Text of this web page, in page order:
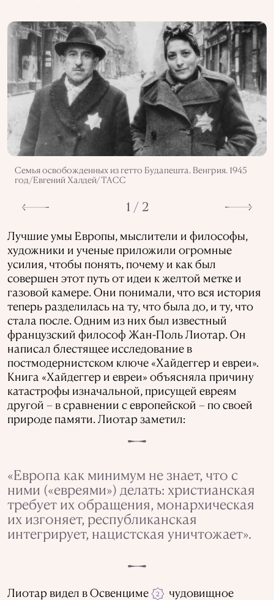
Семья освобожденных из гетто Будапешта. Венгрия. 1945
год/Евгений Халдей/ТАСС
1 / 2
Лучшие умы Европы, мыслители и философы,
художники и ученые приложили огромные
усилия, чтобы понять, почему и как был
совершен этот путь от идеи к желтой метке и
газовой камере. Они понимали, что вся история
теперь разделилась на ту, что была до, и ту, что
стала после. Одним из них был известный
французский философ Жан-Поль Лиотар. Он
написал блестящее исследование в
постмодернистском ключе «Хайдеггер и евреи».
Книга «Хайдеггер и евреи» объясняла причину
катастрофы изначальной, присущей евреям
другой – в сравнении с европейской – по своей
природе памяти. Лиотар заметил:
«Европа как минимум не знает, что с
ними («евреями») делать: христианская
требует их обращения, монархическая
их изгоняет, республиканская
интегрирует, нацистская уничтожает».
Лиотар видел в Освенциме 2
чудовищное